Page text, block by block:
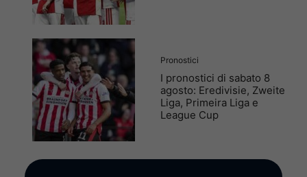
Pronostici
I pronostici di sabato 8
agosto: Eredivisie, Zweite
Liga, Primeira Liga e
League Cup